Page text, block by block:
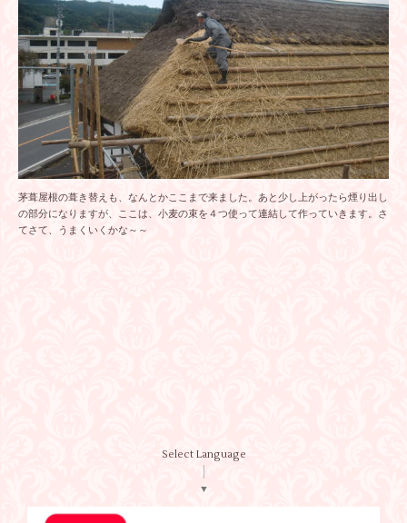
茅葺屋根の葺き替えも、なんとかここまで来ました。あと少し上がったら煙り出し
の部分になりますが、ここは、小麦の束を４つ使って連結して作っていきます。さ
てさて、うまくいくかな～～
Select Language
▼